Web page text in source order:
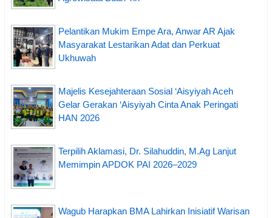
Pelantikan Mukim Empe Ara, Anwar AR Ajak
Masyarakat Lestarikan Adat dan Perkuat
Ukhuwah
Majelis Kesejahteraan Sosial ‘Aisyiyah Aceh
Gelar Gerakan ‘Aisyiyah Cinta Anak Peringati
HAN 2026
Terpilih Aklamasi, Dr. Silahuddin, M.Ag Lanjut
Memimpin APDOK PAI 2026–2029
Wagub Harapkan BMA Lahirkan Inisiatif Warisan